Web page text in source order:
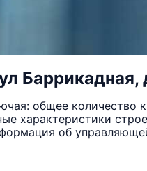
Баррикадная,
общее количество
характеристики
об